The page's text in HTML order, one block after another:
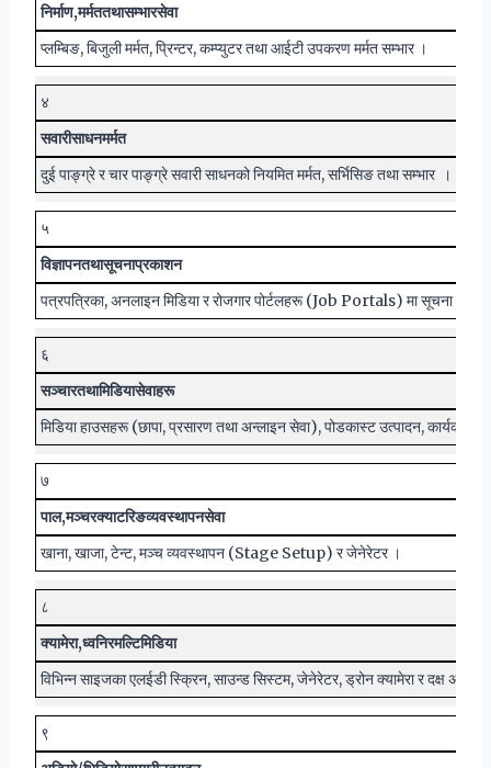
निर्माण,मर्मततथासम्भारसेवा
प्लम्बिङ, बिजुली मर्मत, प्रिन्टर, कम्प्युटर तथा आईटी उपकरण मर्मत सम्भार ।
४
सवारीसाधनमर्मत
दुई पाङ्ग्रे र चार पाङ्ग्रे सवारी साधनको नियमित मर्मत, सर्भिसिङ तथा सम्भार ।
५
विज्ञापनतथासूचनाप्रकाशन
पत्रपत्रिका, अनलाइन मिडिया र रोजगार पोर्टलहरू (Job Portals) मा सूचना तथा
६
सञ्चारतथामिडियासेवाहरू
मिडिया हाउसहरू (छापा, प्रसारण तथा अन्लाइन सेवा), पोडकास्ट उत्पादन,
७
पाल,मञ्चरक्याटरिङव्यवस्थापनसेवा
खाना, खाजा, टेन्ट, मञ्च व्यवस्थापन (Stage Setup) र जेनेरेटर ।
८
क्यामेरा,ध्वनिरमल्टिमिडिया
विभिन्न साइजका एलईडी स्क्रिन, साउन्ड सिस्टम, जेनेरेटर, ड्रोन क्यामेरा र दक्ष
९